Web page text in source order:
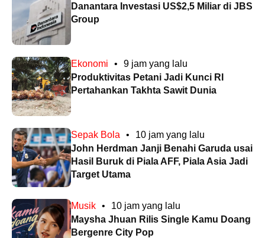
Danantara Investasi US$2,5 Miliar di JBS
Group
Ekonomi •
9 jam yang lalu
Produktivitas Petani Jadi Kunci RI
Pertahankan Takhta Sawit Dunia
Sepak Bola •
10 jam yang lalu
John Herdman Janji Benahi Garuda usai
Hasil Buruk di Piala AFF, Piala Asia Jadi
Target Utama
Musik •
10 jam yang lalu
Maysha Jhuan Rilis Single Kamu Doang
Bergenre City Pop